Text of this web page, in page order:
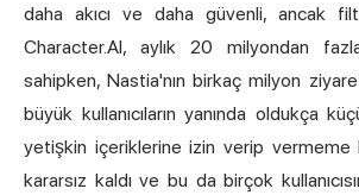
daha akıcı ve daha güvenli, ancak
Character.AI, aylık 20 milyondan
sahipken, Nastia'nın birkaç milyon
büyük kullanıcıların yanında oldukça
yetişkin içeriklerine izin verip vermeme
kararsız kaldı ve bu da birçok